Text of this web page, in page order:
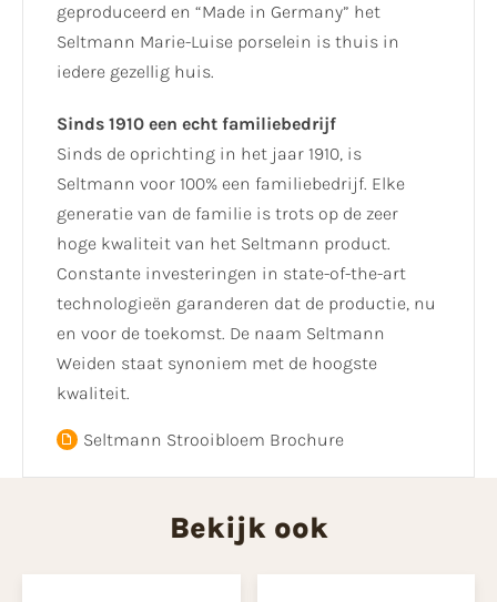
geproduceerd en “Made in Germany” het
Seltmann Marie-Luise porselein is thuis in
iedere gezellig huis.
Sinds 1910 een echt familiebedrijf
Sinds de oprichting in het jaar 1910, is
Seltmann voor 100% een familiebedrijf. Elke
generatie van de familie is trots op de zeer
hoge kwaliteit van het Seltmann product.
Constante investeringen in state-of-the-art
technologieën garanderen dat de productie, nu
en voor de toekomst. De naam Seltmann
Weiden staat synoniem met de hoogste
kwaliteit.
Seltmann Strooibloem Brochure
Bekijk ook